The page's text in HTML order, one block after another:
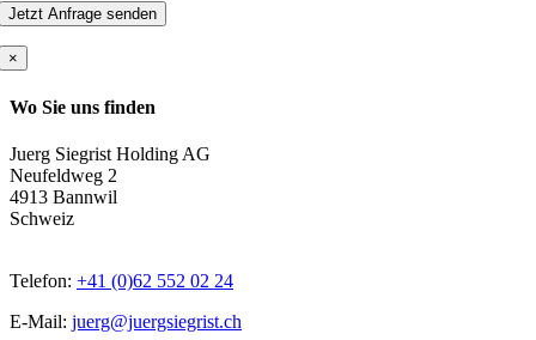
×
Wo Sie uns finden
Juerg Siegrist Holding AG
Neufeldweg 2
4913 Bannwil
Schweiz
Telefon: +41 (0)62 552 02 24
E-Mail: juerg@juergsiegrist.ch